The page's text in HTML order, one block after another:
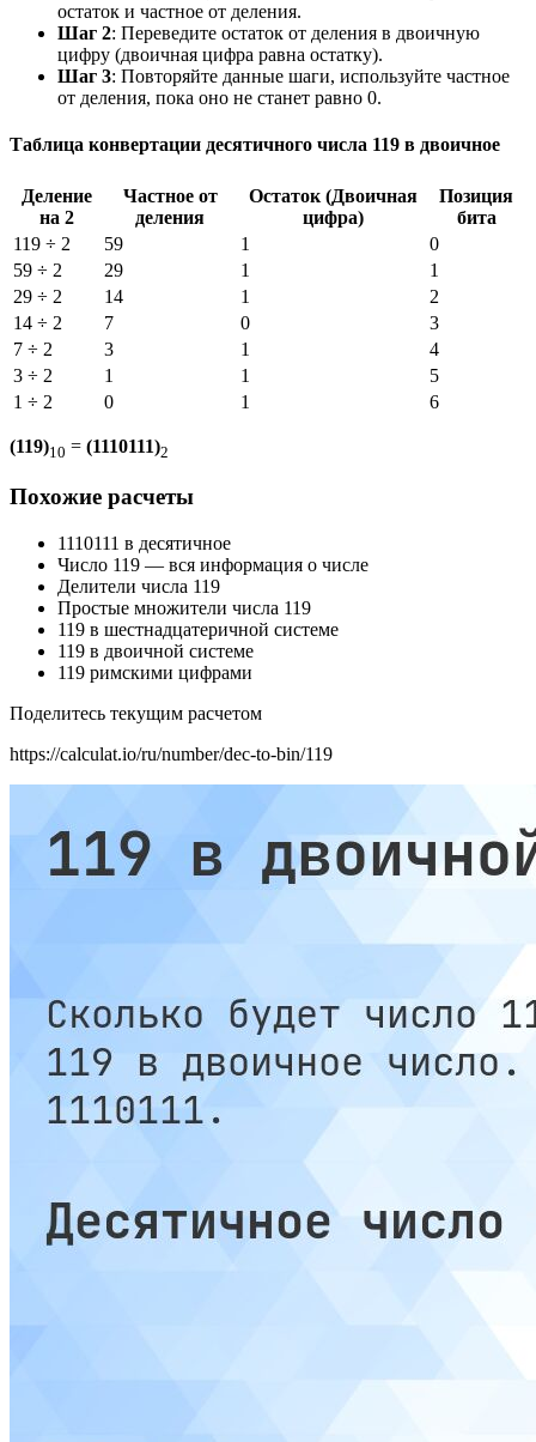
остаток и частное от деления.
Шаг 2: Переведите остаток от деления в двоичную
цифру (двоичная цифра равна остатку).
Шаг 3: Повторяйте данные шаги, используйте частное
от деления, пока оно не станет равно 0.
Таблица конвертации десятичного числа 119 в двоичное
Деление
на 2
Частное от
деления
Остаток (Двоичная
цифра)
Позиция
бита
119 ÷ 2
59 1
0
59 ÷ 2
29 1
1
29 ÷ 2
14 1
2
14 ÷ 2
7 0
3
7 ÷ 2
3 1
4
3 ÷ 2
1 1
5
1 ÷ 2
0 1 6
(119)10 = (1110111)2
Похожие расчеты
1110111 в десятичное
Число 119 — вся информация о числе
Делители числа 119
Простые множители числа 119
119 в шестнадцатеричной системе
119 в двоичной системе
119 римскими цифрами
Поделитесь текущим расчетом
https://calculat.io/ru/number/dec-to-bin/119